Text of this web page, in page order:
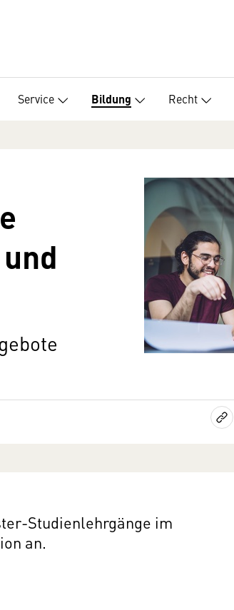
Service Bildung Recht
Studienlehrgänge im
an.